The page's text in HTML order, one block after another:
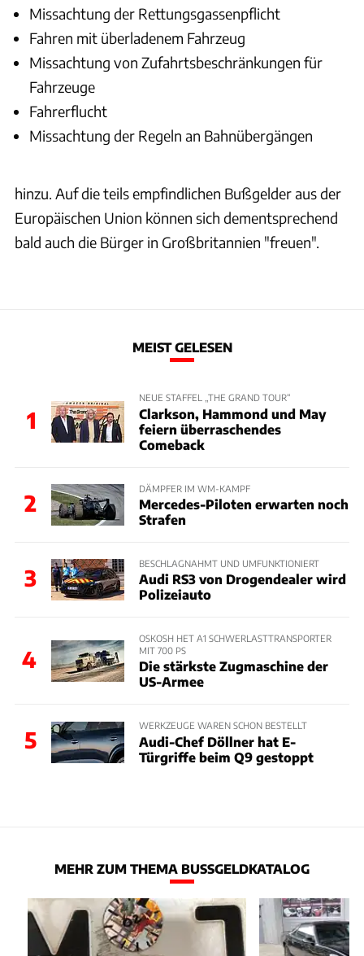
Missachtung der Rettungsgassenpflicht
Fahren mit überladenem Fahrzeug
Missachtung von Zufahrtsbeschränkungen für
Fahrzeuge
Fahrerflucht
Missachtung der Regeln an Bahnübergängen
hinzu. Auf die teils empfindlichen Bußgelder aus der
Europäischen Union können sich dementsprechend
bald auch die Bürger in Großbritannien "freuen".
MEIST GELESEN
1
NEUE STAFFEL „THE GRAND TOUR“
Clarkson, Hammond und May
feiern überraschendes
Comeback
2
DÄMPFER IM WM-KAMPF
Mercedes-Piloten erwarten noch
Strafen
3
BESCHLAGNAHMT UND UMFUNKTIONIERT
Audi RS3 von Drogendealer wird
Polizeiauto
4
OSKOSH HET A1 SCHWERLASTTRANSPORTER
MIT 700 PS
Die stärkste Zugmaschine der
US-Armee
5
WERKZEUGE WAREN SCHON BESTELLT
Audi-Chef Döllner hat E-
Türgriffe beim Q9 gestoppt
MEHR ZUM THEMA BUSSGELDKATALOG